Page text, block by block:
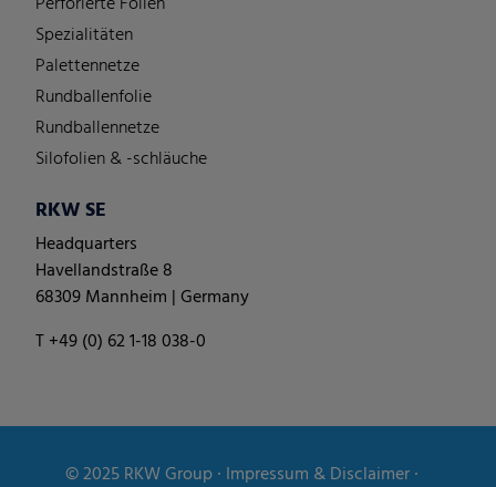
Spezialitäten
Palettennetze
Rundballenfolie
Rundballennetze
Silofolien & -schläuche
RKW SE
Headquarters
Havellandstraße 8
68309 Mannheim | Germany
T +49 (0) 62 1-18 038-0
© 2025RKW Group∙ Impressum & Disclaimer∙